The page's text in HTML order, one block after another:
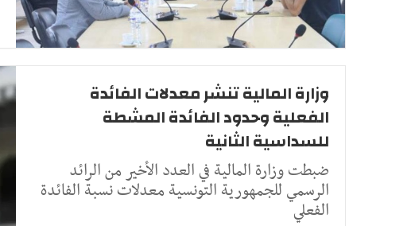
وزارة المالية تنشر معدلات الفائدة
الفعلية وحدود الفائدة المشطة
للسداسية الثانية
ضبطت وزارة المالية في العدد الأخير من الرائد
الرسمي للجمهورية التونسية معدلات نسبة الفائدة
الفعلي